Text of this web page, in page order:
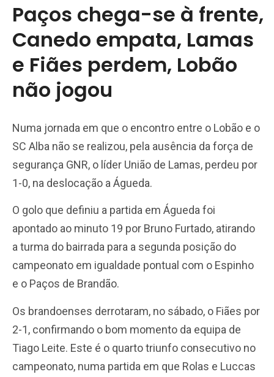
Paços chega-se à frente,
Canedo empata, Lamas
e Fiães perdem, Lobão
não jogou
Numa jornada em que o encontro entre o Lobão e o
SC Alba não se realizou, pela ausência da força de
segurança GNR, o líder União de Lamas, perdeu por
1-0, na deslocação a Águeda.
O golo que definiu a partida em Águeda foi
apontado ao minuto 19 por Bruno Furtado, atirando
a turma do bairrada para a segunda posição do
campeonato em igualdade pontual com o Espinho
e o Paços de Brandão.
Os brandoenses derrotaram, no sábado, o Fiães por
2-1, confirmando o bom momento da equipa de
Tiago Leite. Este é o quarto triunfo consecutivo no
campeonato, numa partida em que Rolas e Luccas